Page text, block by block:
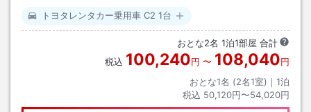
トヨタレンタカー乗用車 C2 1台
おとな2名 1泊1部屋 合計
税込 100,240円 〜 108,040円
おとな1名 (2名1室)｜ 1泊
税込 50,120円〜54,020円